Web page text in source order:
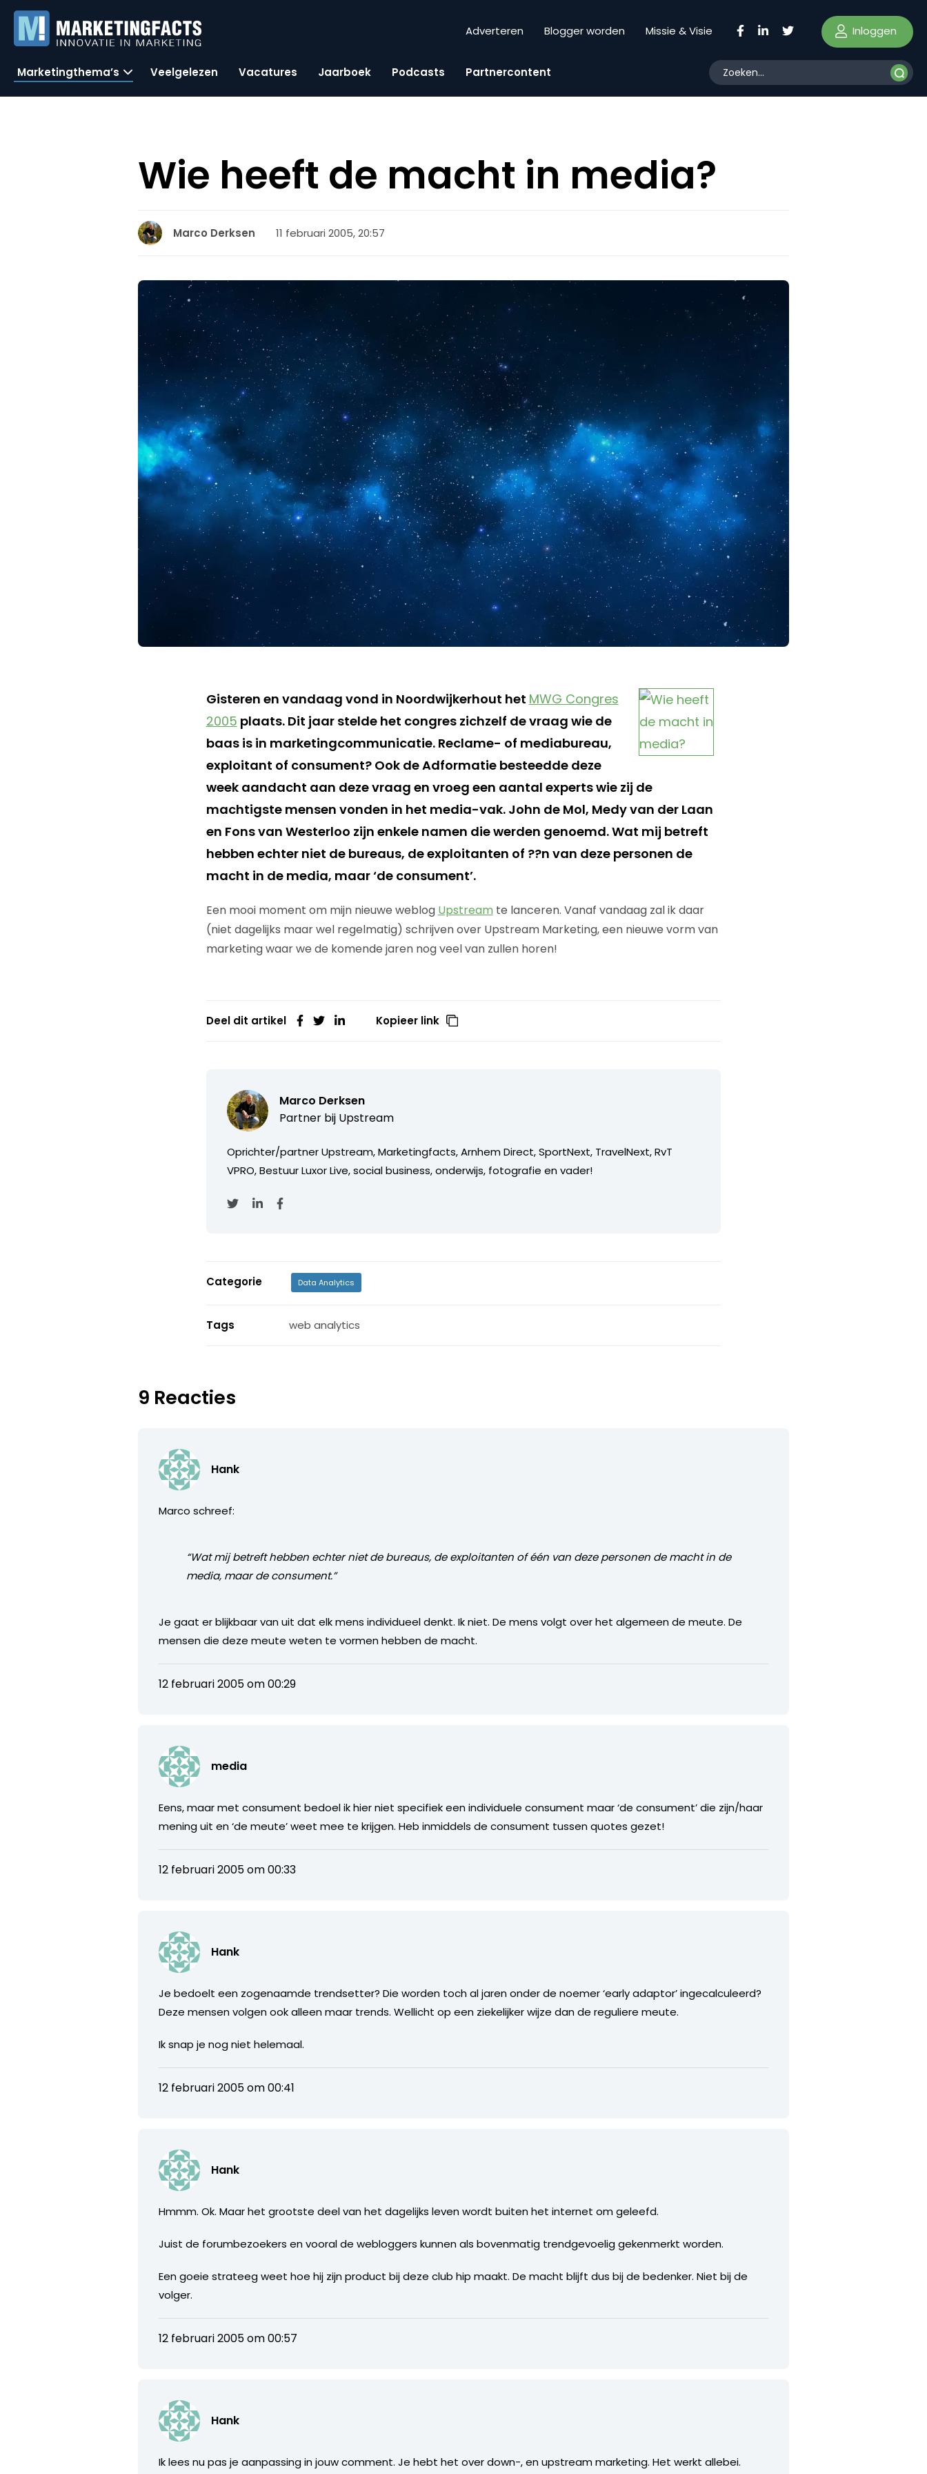
Adverteren Blogger worden Missie & Visie Inloggen
Marketingthema’s Veelgelezen Vacatures Jaarboek Podcasts Partnercontent
Wie heeft de macht in media?
Marco Derksen 11 februari 2005, 20:57
Gisteren en vandaag vond in Noordwijkerhout het MWG Congres
2005 plaats. Dit jaar stelde het congres zichzelf de vraag wie de
baas is in marketingcommunicatie. Reclame- of mediabureau,
exploitant of consument? Ook de Adformatie besteedde deze
week aandacht aan deze vraag en vroeg een aantal experts wie zij de
machtigste mensen vonden in het media-vak. John de Mol, Medy van der Laan
en Fons van Westerloo zijn enkele namen die werden genoemd. Wat mij betreft
hebben echter niet de bureaus, de exploitanten of ??n van deze personen de
macht in de media, maar ‘de consument’.
Een mooi moment om mijn nieuwe weblog Upstream te lanceren. Vanaf vandaag zal ik daar
(niet dagelijks maar wel regelmatig) schrijven over Upstream Marketing, een nieuwe vorm van
marketing waar we de komende jaren nog veel van zullen horen!
Deel dit artikel Kopieer link
Marco Derksen
Partner bij Upstream
Oprichter/partner Upstream, Marketingfacts, Arnhem Direct, SportNext, TravelNext, RvT
VPRO, Bestuur Luxor Live, social business, onderwijs, fotografie en vader!
Categorie Data Analytics
Tags web analytics
9 Reacties
Hank
Marco schreef:
“Wat mij betreft hebben echter niet de bureaus, de exploitanten of één van deze personen de macht in de
media, maar de consument.”
Je gaat er blijkbaar van uit dat elk mens individueel denkt. Ik niet. De mens volgt over het algemeen de meute. De
mensen die deze meute weten te vormen hebben de macht.
12 februari 2005 om 00:29
media
Eens, maar met consument bedoel ik hier niet specifiek een individuele consument maar ‘de consument’ die zijn/haar
mening uit en ‘de meute’ weet mee te krijgen. Heb inmiddels de consument tussen quotes gezet!
12 februari 2005 om 00:33
Hank
Je bedoelt een zogenaamde trendsetter? Die worden toch al jaren onder de noemer ‘early adaptor’ ingecalculeerd?
Deze mensen volgen ook alleen maar trends. Wellicht op een ziekelijker wijze dan de reguliere meute.
Ik snap je nog niet helemaal.
12 februari 2005 om 00:41
Hank
Hmmm. Ok. Maar het grootste deel van het dagelijks leven wordt buiten het internet om geleefd.
Juist de forumbezoekers en vooral de webloggers kunnen als bovenmatig trendgevoelig gekenmerkt worden.
Een goeie strateeg weet hoe hij zijn product bij deze club hip maakt. De macht blijft dus bij de bedenker. Niet bij de
volger.
12 februari 2005 om 00:57
Hank
Ik lees nu pas je aanpassing in jouw comment. Je hebt het over down-, en upstream marketing. Het werkt allebei.